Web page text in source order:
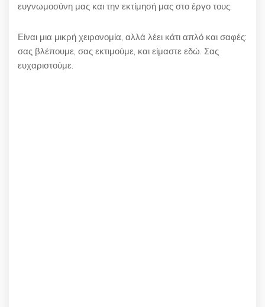
ευγνωμοσύνη μας και την εκτίμησή μας στο έργο τους.
Είναι μια μικρή χειρονομία, αλλά λέει κάτι απλό και σαφές:
σας βλέπουμε, σας εκτιμούμε, και είμαστε εδώ. Σας
ευχαριστούμε.